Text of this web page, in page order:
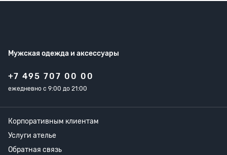
Мужская одежда и аксессуары
+7 495 707 00 00
ежедневно с 9:00 до 21:00
Корпоративным клиентам
Услуги ателье
Обратная связь